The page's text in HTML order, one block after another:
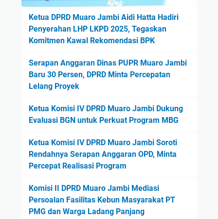
Ketua DPRD Muaro Jambi Aidi Hatta Hadiri
Penyerahan LHP LKPD 2025, Tegaskan
Komitmen Kawal Rekomendasi BPK
Serapan Anggaran Dinas PUPR Muaro Jambi
Baru 30 Persen, DPRD Minta Percepatan
Lelang Proyek
Ketua Komisi IV DPRD Muaro Jambi Dukung
Evaluasi BGN untuk Perkuat Program MBG
Ketua Komisi IV DPRD Muaro Jambi Soroti
Rendahnya Serapan Anggaran OPD, Minta
Percepat Realisasi Program
Komisi II DPRD Muaro Jambi Mediasi
Persoalan Fasilitas Kebun Masyarakat PT
PMG dan Warga Ladang Panjang